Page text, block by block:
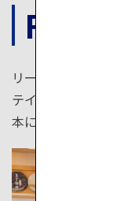
FOOD
リーズナブルな値
テイクアウトでき
本にはたくさんあ